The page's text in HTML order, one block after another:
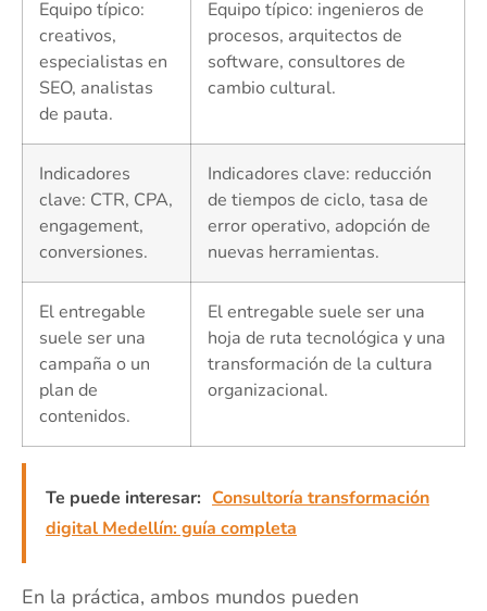
Equipo típico:
creativos,
especialistas en
SEO, analistas
de pauta.
Equipo típico: ingenieros de
procesos, arquitectos de
software, consultores de
cambio cultural.
Indicadores
clave: CTR, CPA,
engagement,
conversiones.
Indicadores clave: reducción
de tiempos de ciclo, tasa de
error operativo, adopción de
nuevas herramientas.
El entregable
suele ser una
campaña o un
plan de
contenidos.
El entregable suele ser una
hoja de ruta tecnológica y una
transformación de la cultura
organizacional.
Te puede interesar: Consultoría transformación
digital Medellín: guía completa
En la práctica, ambos mundos pueden